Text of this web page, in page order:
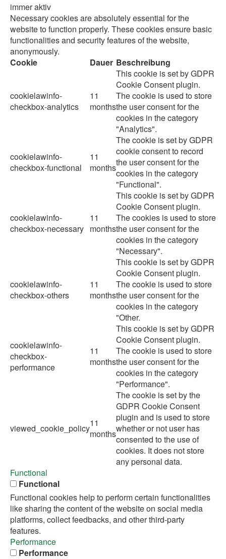
immer aktiv
Necessary cookies are absolutely essential for the
website to function properly. These cookies ensure basic
functionalities and security features of the website,
anonymously.
Cookie
Dauer Beschreibung
cookielawinfo-
checkbox-analytics
11
months
This cookie is set by GDPR
Cookie Consent plugin.
The cookie is used to store
the user consent for the
cookies in the category
"Analytics".
cookielawinfo-
checkbox-functional
11
months
The cookie is set by GDPR
cookie consent to record
the user consent for the
cookies in the category
"Functional".
cookielawinfo-
checkbox-necessary
11
months
This cookie is set by GDPR
Cookie Consent plugin.
The cookies is used to store
the user consent for the
cookies in the category
"Necessary".
cookielawinfo-
checkbox-others
11
months
This cookie is set by GDPR
Cookie Consent plugin.
The cookie is used to store
the user consent for the
cookies in the category
"Other.
cookielawinfo-
checkbox-
performance
11
months
This cookie is set by GDPR
Cookie Consent plugin.
The cookie is used to store
the user consent for the
cookies in the category
"Performance".
viewed_cookie_policy11
months
The cookie is set by the
GDPR Cookie Consent
plugin and is used to store
whether or not user has
consented to the use of
cookies. It does not store
any personal data.
Functional
Functional
Functional cookies help to perform certain functionalities
like sharing the content of the website on social media
platforms, collect feedbacks, and other third-party
features.
Performance
Performance